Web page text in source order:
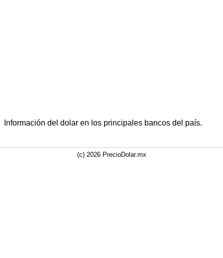
Información del dolar en los principales bancos del país.
(c) 2026 PrecioDolar.mx